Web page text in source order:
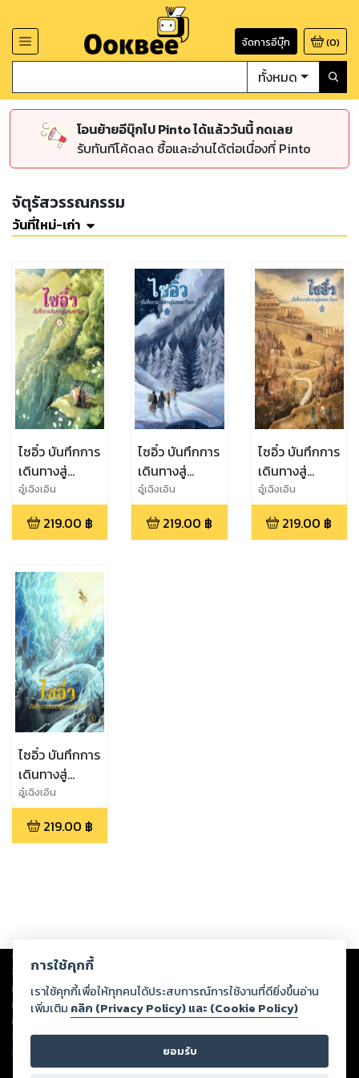
จัดการอีบุ๊ก (0)
ทั้งหมด
โอนย้ายอีบุ๊กไป Pinto ได้แล้ววันนี้ กดเลย
รับทันทีโค้ดลด ซื้อและอ่านได้ต่อเนื่องที่ Pinto
จัตุรัสวรรณกรรม
วันที่ใหม่-เก่า
ไซอิ๋ว บันทึกการ
เดินทางสู่
แดนตะวันตก
เล่ม 4 (จบ)
อู๋เฉิงเอิน
219.00 ฿
ไซอิ๋ว บันทึกการ
เดินทางสู่
แดนตะวันตก
เล่ม 3
อู๋เฉิงเอิน
219.00 ฿
ไซอิ๋ว บันทึกการ
เดินทางสู่
แดนตะวันตก
เล่ม 2
อู๋เฉิงเอิน
219.00 ฿
ไซอิ๋ว บันทึกการ
เดินทางสู่
แดนตะวันตก
เล่ม 1
อู๋เฉิงเอิน
219.00 ฿
Copyright © 2026
ต่อผลงานหรือเนื้อหาใดที่อัปโหลดผ่านเว็บไซต์และปรากฏว่าละเมิดสิทธิใน
ทรัพย์สินทางปัญญาของบุคคลอื่นหรือขัดต่อกฎหมายและศีลธรรม ดังนั้น ผู้อ่าน
ทุกท่านโปรดใช้วิจารณญาณในการกลั่นกรองด้วยตนเอง และหากท่านพบว่าส่วน
หนึ่งส่วนใดขัดต่อกฎหมายและศีลธรรม กรุณาแจ้งมายังบริษัท เพื่อทีมงานจะได้
ดำเนินการในทันที ทั้งนี้ ทางสตอรี่ล็อกขอสงวนลิขสิทธิ์ตามพระราชบัญญัติ
ลิขสิทธิ์ พ.ศ. 2537 (ฉบับล่าสุด)
การใช้คุกกี้
เราใช้คุกกี้เพื่อให้ทุกคนได้ประสบการณ์การใช้งานที่ดียิ่งขึ้นอ่าน
เพิ่มเติม คลิก (Privacy Policy) และ (Cookie Policy)
ยอมรับ